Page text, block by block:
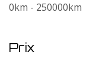
0km - 250000km
Prix